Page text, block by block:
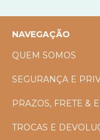
NAVEGAÇÃO
QUEM SOMOS
SEGURANÇA E
PRAZOS, FRETE &
TROCAS E